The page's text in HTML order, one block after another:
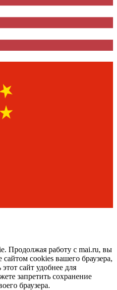
Продолжая работу с mai.ru, вы
cookies вашего браузера,
сайт удобнее для
запретить сохранение
браузера.